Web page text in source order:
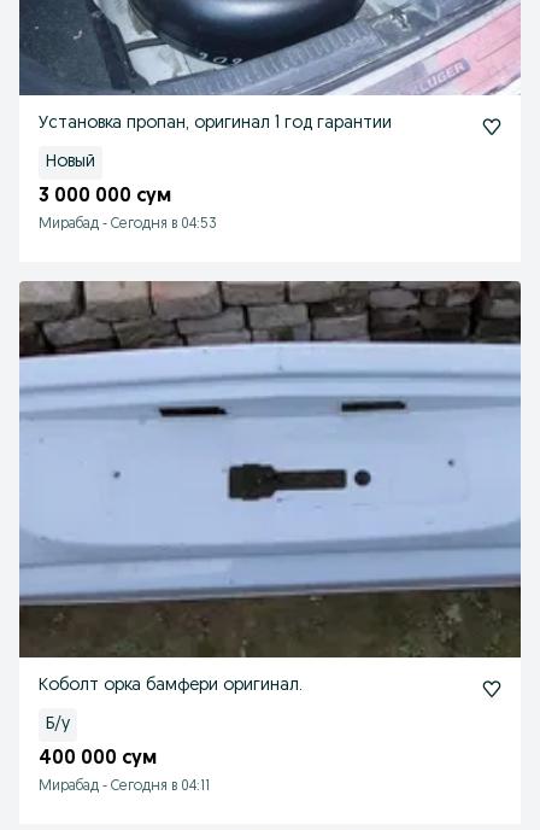
Установка пропан, оригинал 1 год гарантии
Новый
3 000 000 сум
Мирабад - Сегодня в 04:53
Коболт орка бамфери оригинал.
Б/у
400 000 сум
Мирабад - Сегодня в 04:11